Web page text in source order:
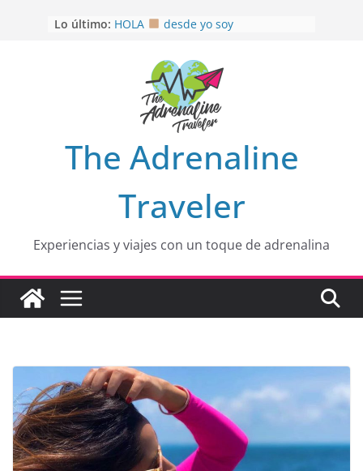
Lo último: OTRA PERSPECTIVA de RÍO EL
Aprovechando que Wen tenía que
EL SENDERO DEL CACAO: Excelente
opción
HOSPEDAJE AL NATURALSHH !!
En
The Adrenaline
Traveler
Experiencias y viajes con un toque de adrenalina